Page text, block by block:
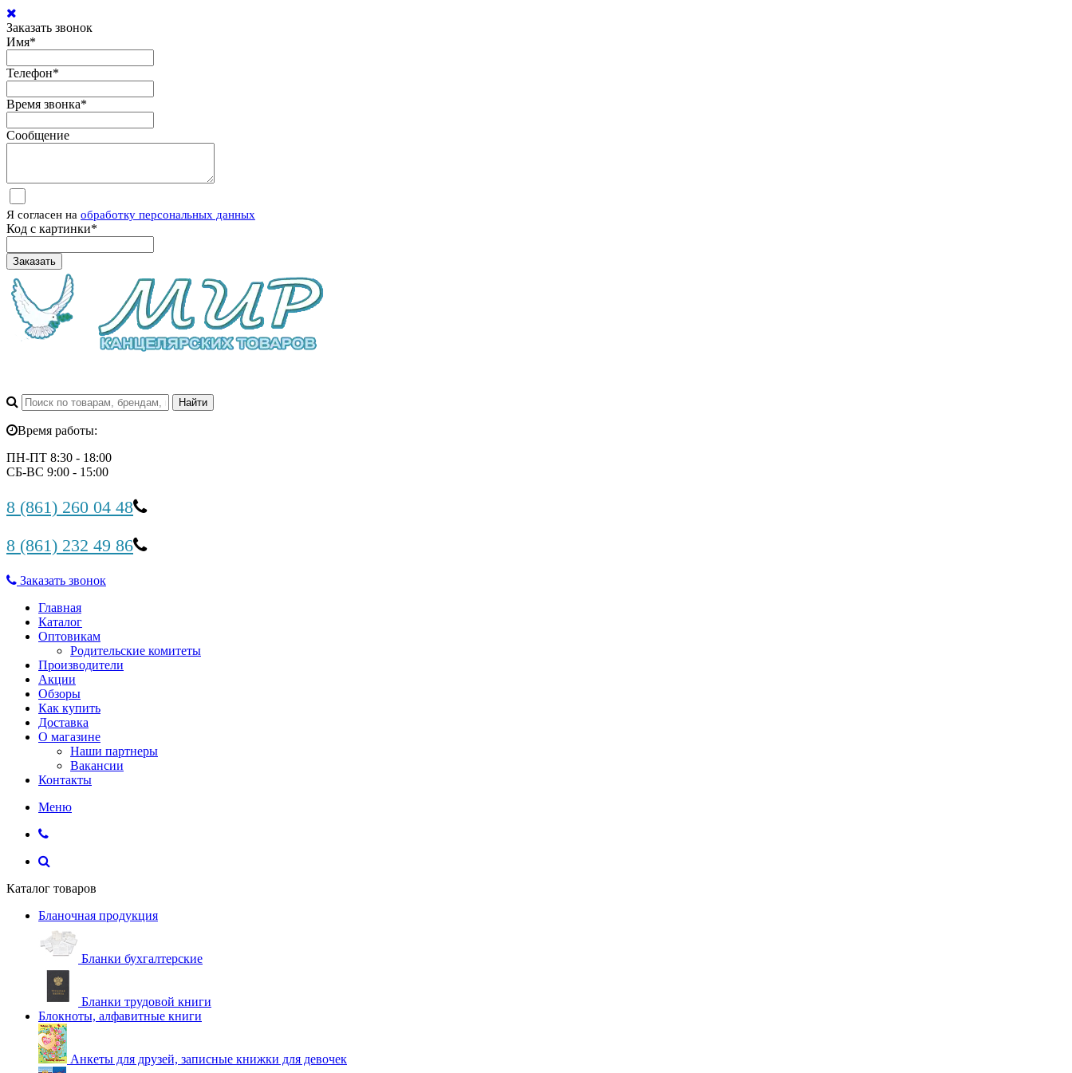
Заказать звонок
Имя*
Телефон*
Время звонка*
Сообщение
Я согласен на обработку персональных данных
Код с картинки*
Заказать
Время работы:
ПН-ПТ 8:30 - 18:00
СБ-ВС 9:00 - 15:00
8 (861) 260 04 48
8 (861) 232 49 86
Заказать звонок
Главная
Каталог
Оптовикам
Родительские комитеты
Производители
Акции
Обзоры
Как купить
Доставка
О магазине
Наши партнеры
Вакансии
Контакты
Меню
Каталог товаров
Бланочная продукция
Бланки бухгалтерские
Бланки трудовой книги
Блокноты, алфавитные книги
Анкеты для друзей, записные книжки для девочек